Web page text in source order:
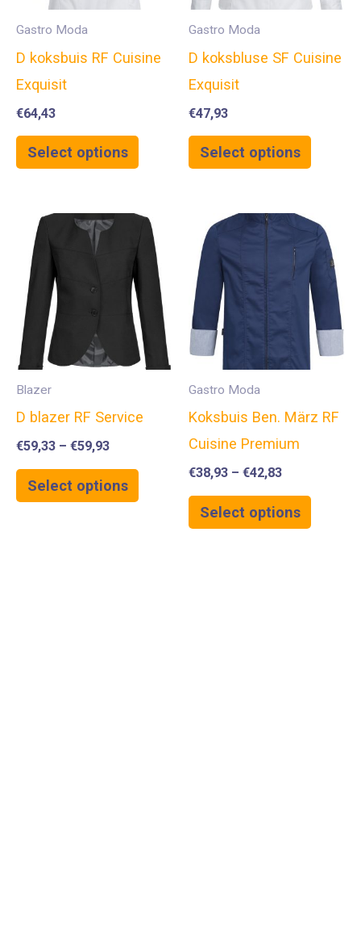
Gastro Moda
D koksbuis RF Cuisine
Exquisit
€64,43
Select options
Gastro Moda
D koksbluse SF Cuisine
Exquisit
€47,93
Select options
Blazer
D blazer RF Service
€59,33 – €59,93
Select options
Gastro Moda
Koksbuis Ben. März RF
Cuisine Premium
€38,93 – €42,83
Select options